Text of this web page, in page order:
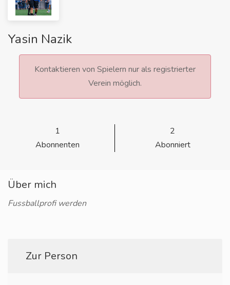
Yasin Nazik
Kontaktieren von Spielern nur als registrierter
Verein möglich.
1
Abonnenten
2
Abonniert
Über mich
Fussballprofi werden
Zur Person